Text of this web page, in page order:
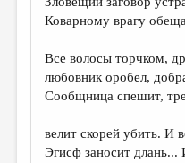
Коварному врагу
Все волосы торчком,
любовник оробел,
Сообщница спешит,
велит скорей убить. И
Эгисф заносит длань...